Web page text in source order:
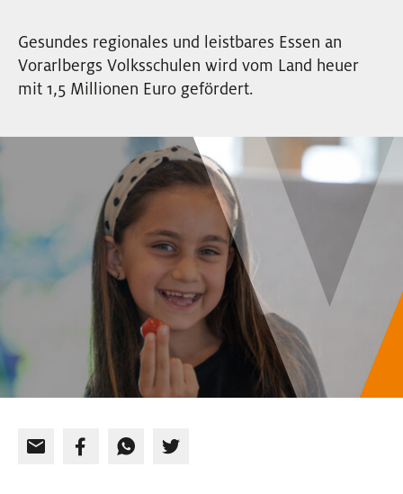
PODCASTS
NEWSLETTER
Gesundes regionales und leistbares Essen an
Vorarlbergs Volksschulen wird vom Land heuer
mit 1,5 Millionen Euro gefördert.